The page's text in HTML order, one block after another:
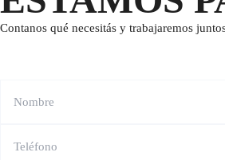
Contanos qué necesitás y trabajaremos